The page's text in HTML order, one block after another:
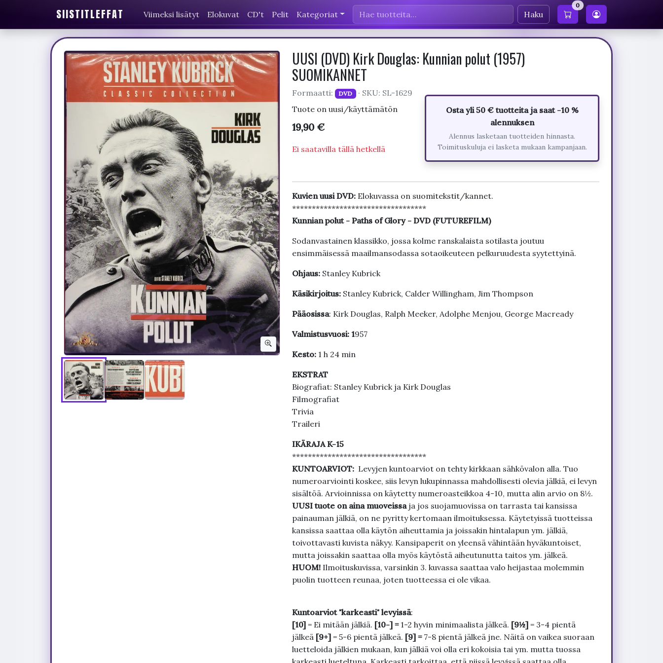
SIISTITLEFFAT Viimeksi lisätyt Elokuvat CD't Pelit Kategoriat Haku
0
UUSI (DVD) Kirk Douglas: Kunnian polut (1957)
SUOMIKANNET
Formaatti: DVD
· SKU: SL-1629
Tuote on uusi/käyttämätön
19,90 €
Ei saatavilla tällä hetkellä
Osta yli 50 € tuotteita ja saat -10 %
alennuksen
Alennus lasketaan tuotteiden hinnasta.
Toimituskuluja ei lasketa mukaan kampanjaan.
Kuvien uusi DVD: Elokuvassa on suomitekstit/kannet.
**********************************
Kunnian polut - Paths of Glory - DVD (FUTUREFILM)
Sodanvastainen klassikko, jossa kolme ranskalaista sotilasta joutuu
ensimmäisessä maailmansodassa sotaoikeuteen pelkuruudesta syytettyinä.
Ohjaus:Stanley Kubrick
Käsikirjoitus:Stanley Kubrick, Calder Willingham, Jim Thompson
Pääosissa: Kirk Douglas, Ralph Meeker, Adolphe Menjou, George Macready
Valmistusvuosi: 1957
Kesto: 1 h 24 min
EKSTRAT
Biografiat: Stanley Kubrick ja Kirk Douglas
Filmografiat
Trivia
Traileri
IKÄRAJA K-15
**********************************
KUNTOARVIOT: Levyjen kuntoarviot on tehty kirkkaan sähkövalon alla. Tuo
numeroarviointi koskee, siis levyn lukupinnassa mahdollisesti olevia jälkiä, ei levyn
sisältöä. Arvioinnissa on käytetty numeroasteikkoa 4-10, mutta alin arvio on 8½.
UUSI tuote on aina muoveissa ja jos suojamuovissa on tarrasta tai kansissa
painauman jälkiä, on ne pyritty kertomaan ilmoituksessa. Käytetyissä tuotteissa
kansissa saattaa olla käytön aiheuttamia ja joissakin hintalapun ym. jälkiä,
toivottavasti kuvista näkyy. Kansipaperit on yleensä vähintään hyväkuntoiset,
mutta joissakin saattaa olla myös käytöstä aiheutunutta taitos ym. jälkeä.
HUOM!Ilmoituskuvissa, varsinkin 3. kuvassa saattaa valo heijastaa molemmin
puolin tuotteen reunaa, joten tuotteessa ei ole vikaa.
Kuntoarviot "karkeasti" levyissä:
[10]= Ei mitään jälkiä. [10-] = 1-2 hyvin minimaalista jälkeä. [9½]= 3-4 pientä
jälkeä [9+]= 5-6 pientä jälkeä. [9] = 7-8 pientä jälkeä jne. Näitä on vaikea suoraan
luetteloida jälkien mukaan, kun jälkiä voi olla eri kokoisia tai ym. mutta tuossa